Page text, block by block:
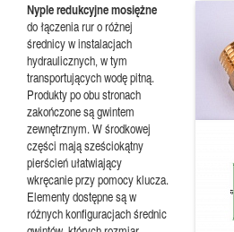
Nyple redukcyjne mosiężne
do łączenia rur o różnej
średnicy w instalacjach
hydraulicznych, w tym
transportujących wodę pitną.
Produkty po obu stronach
zakończone są gwintem
zewnętrznym. W środkowej
części mają sześciokątny
pierścień ułatwiający
wkręcanie przy pomocy klucza.
Elementy dostępne są w
różnych konfiguracjach średnic